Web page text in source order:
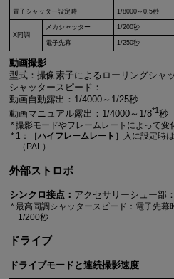
電子シャッター設定時 1/8000～0.5秒
X同調
メカシャッター 1/200秒
電子先幕 1/250秒
動画撮影
型式：撮像素子によるローリングシャ
シャッタースピード：
動画自動露出：1/4000～1/25秒
動画マニュアル露出：1/4000～1/8*1秒
撮影モードやフレームレートによって変
1：［ハイフレームレート ］入に設定時
（PAL）
外部ストロボ
シンクロ接点： アクセサリーシュー部
最高同調シャッタースピード：電子先幕
1/200秒
ドライブ
ドライブモードと連続撮影速度